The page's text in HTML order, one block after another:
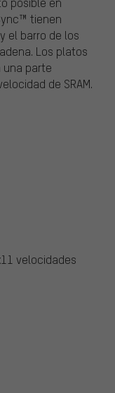
tienen
el barro de los
Los platos
parte
de SRAM.
velocidades